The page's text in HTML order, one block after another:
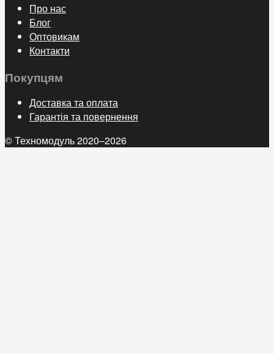
Про нас
Блог
Оптовикам
Контакти
Покупцям
Доставка та оплата
Гарантія та повернення
© Техномодуль 2020–2026